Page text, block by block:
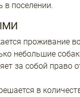
в поселении.
проживание во
небольшие
за собой право
в